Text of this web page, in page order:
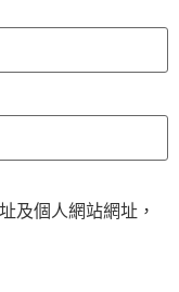
及個人網站網址，